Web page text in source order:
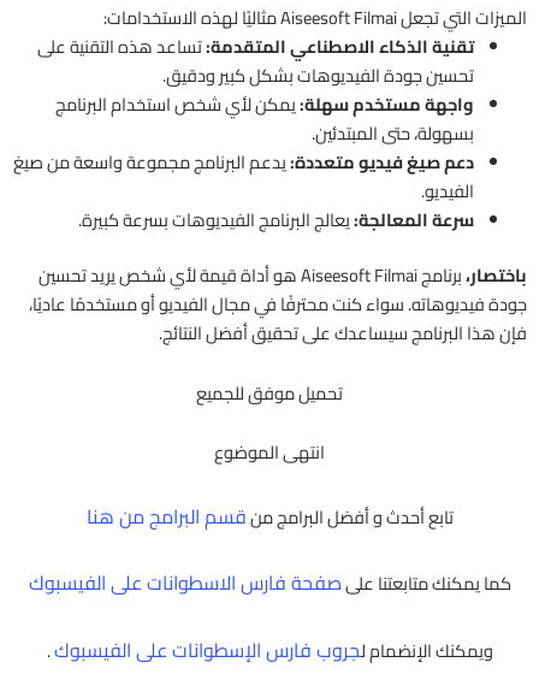
الميزات التي تجعل Aiseesoft Filmai مثاليًا لهذه الاستخدامات:
تقنية الذكاء الاصطناعي المتقدمة:تساعد هذه التقنية على
تحسين جودة الفيديوهات بشكل كبير ودقيق.
واجهة مستخدم سهلة:يمكن لأي شخص استخدام البرنامج
بسهولة، حتى المبتدئين.
دعم صيغ فيديو متعددة:يدعم البرنامج مجموعة واسعة من صيغ
الفيديو.
سرعة المعالجة:يعالج البرنامج الفيديوهات بسرعة كبيرة.
باختصار،
برنامج Aiseesoft Filmai هو أداة قيمة لأي شخص يريد تحسين
جودة فيديوهاته. سواء كنت محترفًا في مجال الفيديو أو مستخدمًا عاديًا،
فإن هذا البرنامج سيساعدك على تحقيق أفضل النتائج.
تحميل موفق للجميع
انتهى الموضوع
تابع أحدث و أفضل البرامج منقسم البرامج من هنا
كما يمكنك متابعتنا علىصفحة فارس الاسطوانات على الفيسبوك
ويمكنك الإنضمام لجروب فارس الإسطوانات على الفيسبوك.